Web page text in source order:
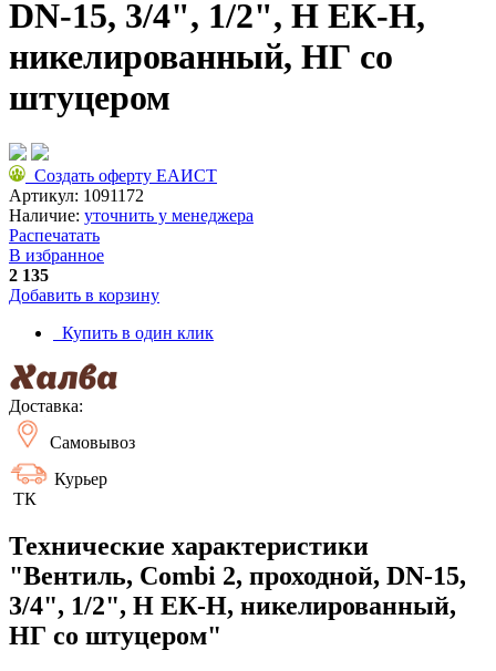
DN-15, 3/4", 1/2", Н ЕК-Н,
никелированный, НГ со
штуцером
Создать оферту ЕАИСТ
Артикул: 1091172
Наличие: уточнить у менеджера
Распечатать
В избранное
2 135
Добавить в корзину
Купить в один клик
Доставка:
Самовывоз
Курьер
ТК
Технические характеристики
"Вентиль, Combi 2, проходной, DN-15,
3/4", 1/2", Н ЕК-Н, никелированный,
НГ со штуцером"